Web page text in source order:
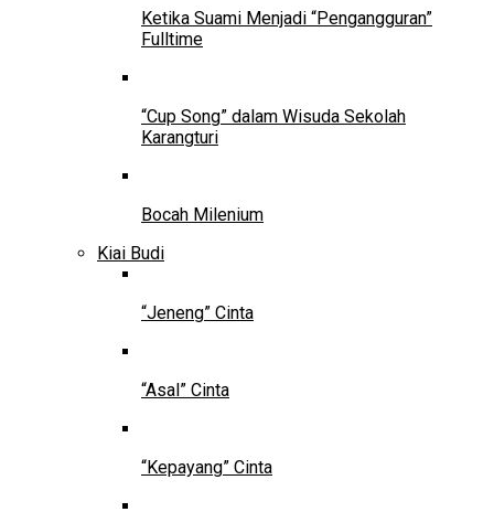
Ketika Suami Menjadi “Pengangguran”
Fulltime
“Cup Song” dalam Wisuda Sekolah
Karangturi
Bocah Milenium
Kiai Budi
“Jeneng” Cinta
“Asal” Cinta
“Kepayang” Cinta